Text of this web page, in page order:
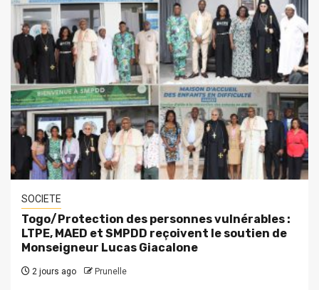
SOCIETE
Togo/Protection des personnes vulnérables :
LTPE, MAED et SMPDD reçoivent le soutien de
Monseigneur Lucas Giacalone
2 jours ago Prunelle